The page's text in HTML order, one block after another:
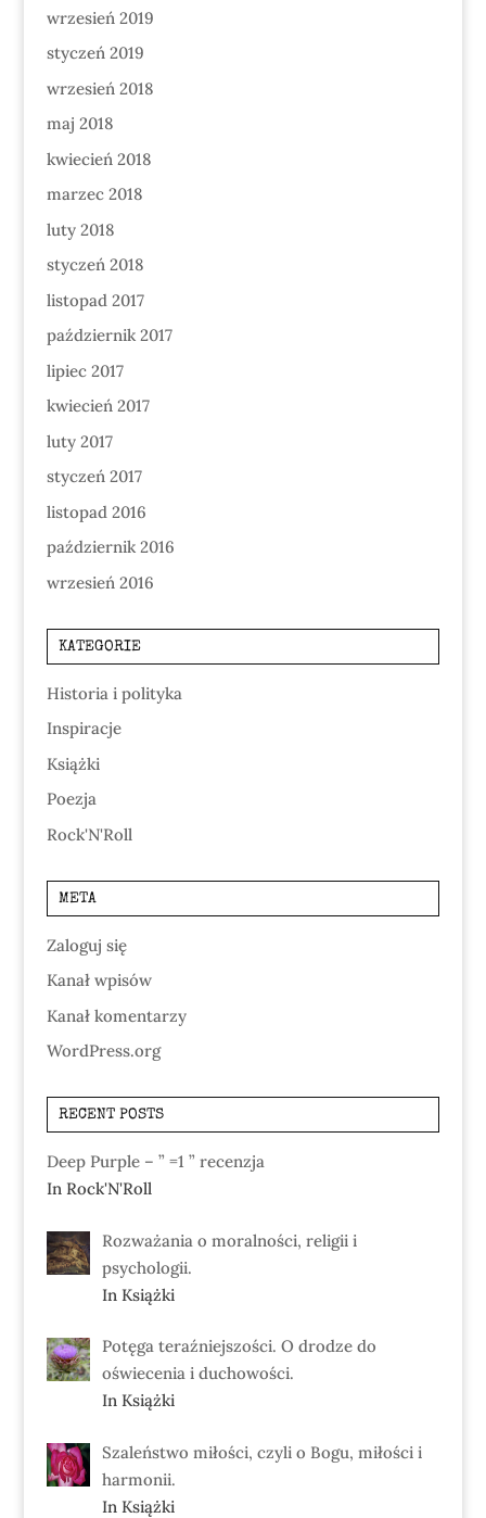
wrzesień 2019
styczeń 2019
wrzesień 2018
maj 2018
kwiecień 2018
marzec 2018
luty 2018
styczeń 2018
listopad 2017
październik 2017
lipiec 2017
kwiecień 2017
luty 2017
styczeń 2017
listopad 2016
październik 2016
wrzesień 2016
KATEGORIE
Historia i polityka
Inspiracje
Książki
Poezja
Rock'N'Roll
META
Zaloguj się
Kanał wpisów
Kanał komentarzy
WordPress.org
RECENT POSTS
Deep Purple – ” =1 ” recenzja
In Rock'N'Roll
Rozważania o moralności, religii i
psychologii.
In Książki
Potęga teraźniejszości. O drodze do
oświecenia i duchowości.
In Książki
Szaleństwo miłości, czyli o Bogu, miłości i
harmonii.
In Książki